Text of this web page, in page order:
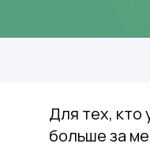
Для тех, кто
больше за